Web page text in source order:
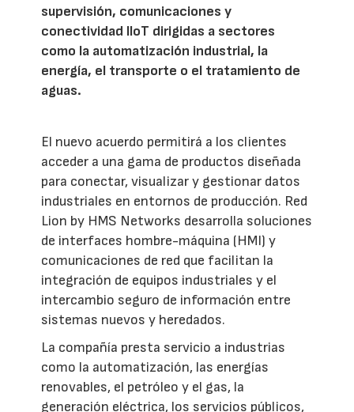
supervisión, comunicaciones y
conectividad IIoT dirigidas a sectores
como la automatización industrial, la
energía, el transporte o el tratamiento de
aguas.
El nuevo acuerdo permitirá a los clientes
acceder a una gama de productos diseñada
para conectar, visualizar y gestionar datos
industriales en entornos de producción. Red
Lion by HMS Networks desarrolla soluciones
de interfaces hombre-máquina (HMI) y
comunicaciones de red que facilitan la
integración de equipos industriales y el
intercambio seguro de información entre
sistemas nuevos y heredados.
La compañía presta servicio a industrias
como la automatización, las energías
renovables, el petróleo y el gas, la
generación eléctrica, los servicios públicos,